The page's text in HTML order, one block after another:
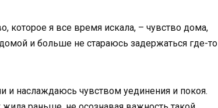
которое я все время искала, – чувство дома,
и больше не стараюсь задержаться где-то
и наслаждаюсь чувством уединения и покоя.